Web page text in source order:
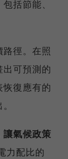
括節能、
徑。在照
可預測的
復應有的
讓氣候政策
力配比的